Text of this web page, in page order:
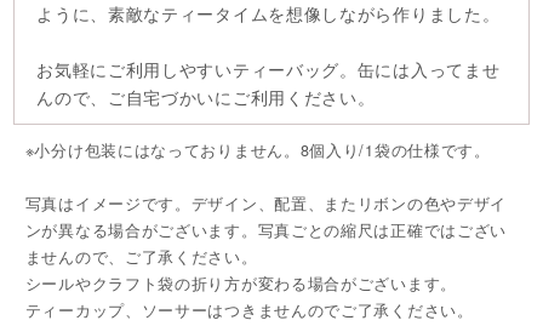
ように、素敵なティータイムを想像しながら作りました。
お気軽にご利用しやすいティーバッグ。缶には入ってませ
んので、ご自宅づかいにご利用ください。
※小分け包装にはなっておりません。8個入り/1袋の仕様です。
写真はイメージです。デザイン、配置、またリボンの色やデザイ
ンが異なる場合がございます。写真ごとの縮尺は正確ではござい
ませんので、ご了承ください。
シールやクラフト袋の折り方が変わる場合がございます。
ティーカップ、ソーサーはつきませんのでご了承ください。